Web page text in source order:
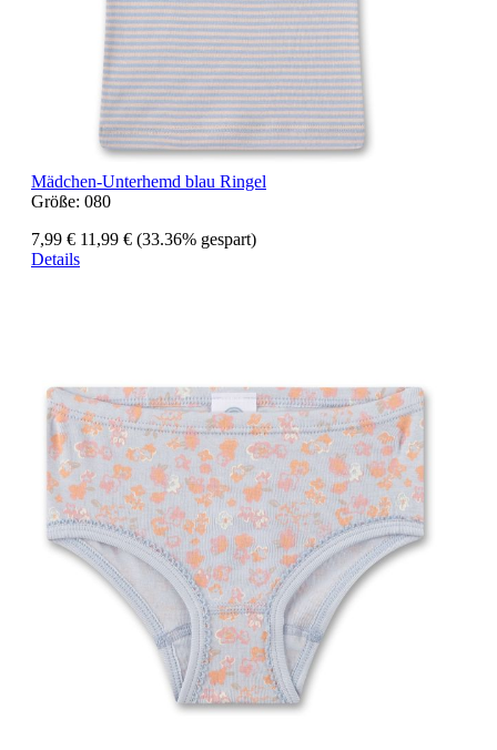
Mädchen-Unterhemd blau Ringel
Größe: 080
7,99 € 11,99 € (33.36% gespart)
Details